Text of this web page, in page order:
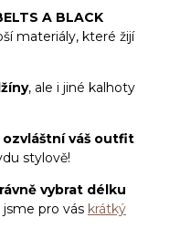
A BLACK
materiály, které žijí
, ale i jiné kalhoty
ozvláštní váš outfit
stylově!
vybrat délku
jsme pro vás krátký